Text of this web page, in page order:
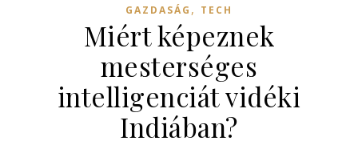
GAZDASÁG , TECH
Miért képeznek
mesterséges
intelligenciát vidéki
Indiában?